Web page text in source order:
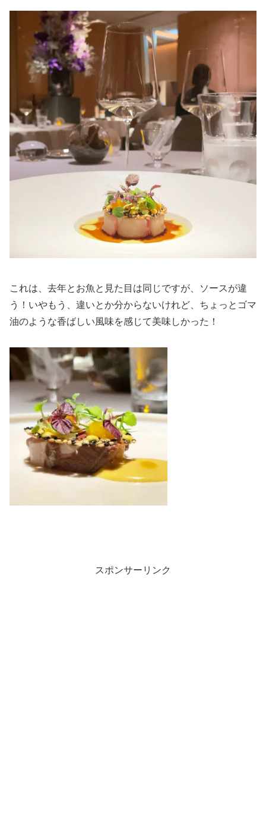
これは、去年とお魚と見た目は同じですが、ソースが違
う！いやもう、違いとか分からないけれど、ちょっとゴマ
油のような香ばしい風味を感じて美味しかった！
スポンサーリンク